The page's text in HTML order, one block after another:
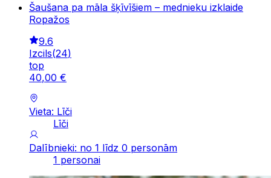
Šaušana pa māla šķīvīšiem – mednieku izklaide
Ropažos
9.6
Izcils(24)
top
40,00 €
Vieta: Līči
Līči
Dalībnieki: no 1 līdz 0 personām
1 personai